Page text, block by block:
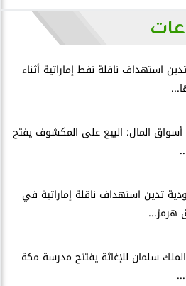
استهداف ناقلة نفط إماراتية أثناء
أسواق المال: البيع على المكشوف يفتح
تدين استهداف ناقلة إماراتية في
هرمز...
سلمان للإغاثة يفتتح مدرسة مكة